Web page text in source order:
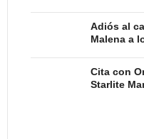
Adiós al
Malena a
Cita con
Starlite